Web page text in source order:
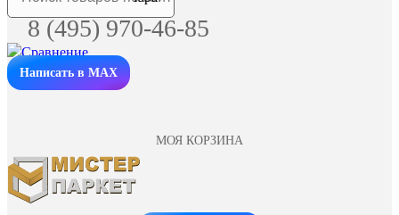
8 (495) 970-46-85
Написать в MAX
МОЯ КОРЗИНА